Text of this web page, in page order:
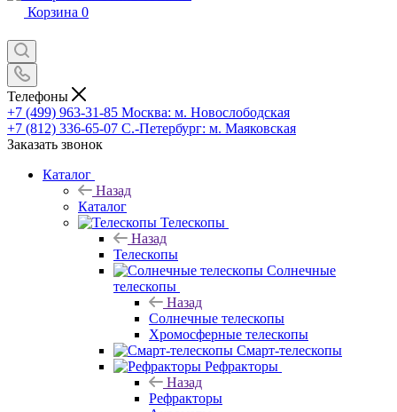
Корзина 0
Телефоны
+7 (499) 963-31-85 Москва: м. Новослободская
+7 (812) 336-65-07 С.-Петербург: м. Маяковская
Заказать звонок
Каталог
Назад
Каталог
Телескопы
Назад
Телескопы
Солнечные
телескопы
Назад
Солнечные телескопы
Хромосферные телескопы
Смарт-телескопы
Рефракторы
Назад
Рефракторы